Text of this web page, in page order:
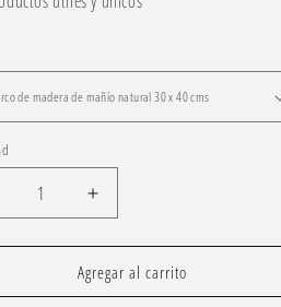
Aumentar
cantidad
para
Paseo
de
Agregar al carrito